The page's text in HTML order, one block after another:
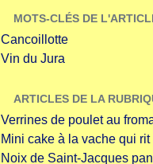
MOTS-CLÉS DE
Cancoillotte
Vin du Jura
ARTICLES DE LA
Verrines de poulet au
Mini cake à la vache qui
Noix de Saint-Jacques